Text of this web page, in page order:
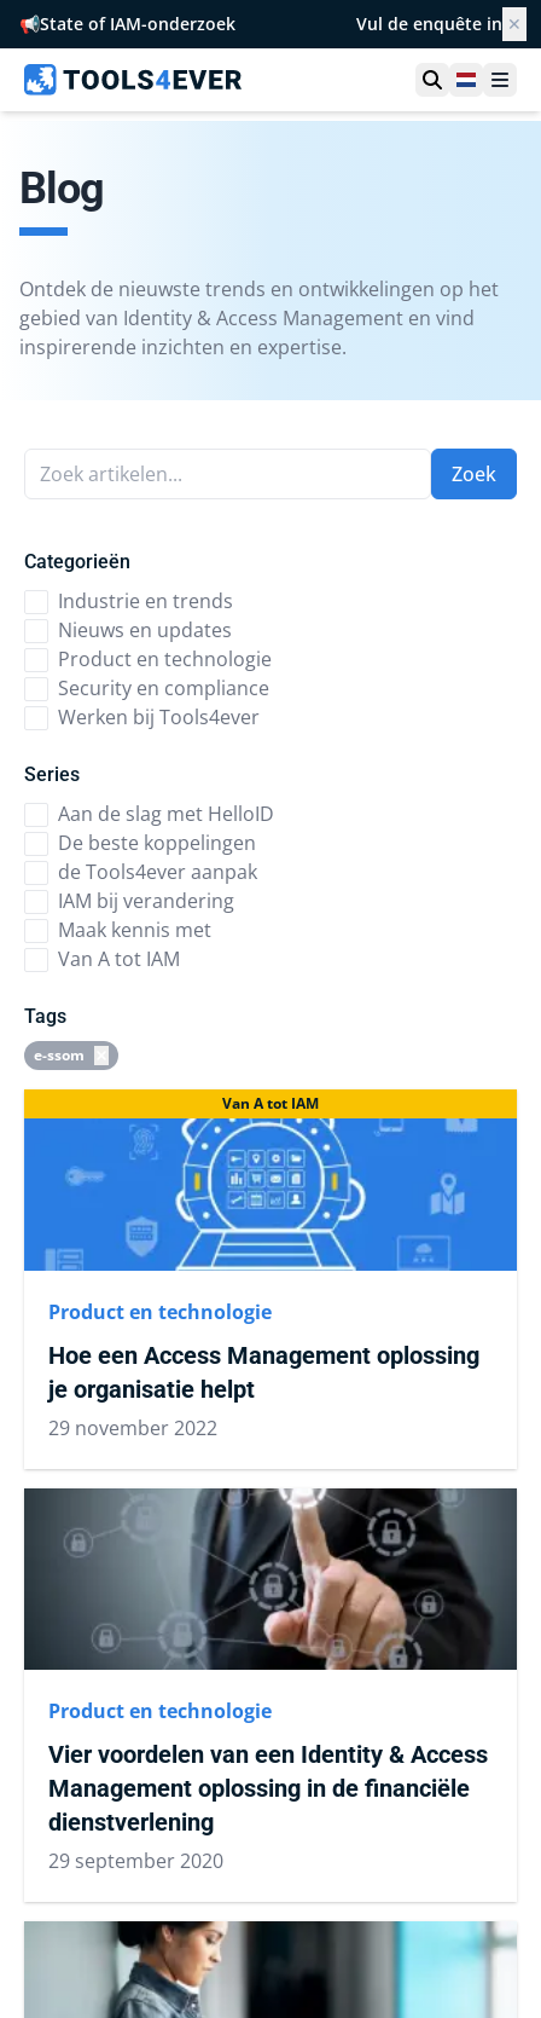
📢State of IAM-onderzoek Vul de enquête in ✕
Toon zoek
Blog
Ontdek de nieuwste trends en ontwikkelingen op het
gebied van Identity & Access Management en vind
inspirerende inzichten en expertise.
Zoek artikelen... Zoek
Categorieën
Industrie en trends
Nieuws en updates
Product en technologie
Security en compliance
Werken bij Tools4ever
Series
Aan de slag met HelloID
De beste koppelingen
de Tools4ever aanpak
IAM bij verandering
Maak kennis met
Van A tot IAM
Tags
e-ssom
Van A tot IAM
Product en technologie
Hoe een Access Management oplossing
je organisatie helpt
29 november 2022
Product en technologie
Vier voordelen van een Identity & Access
Management oplossing in de financiële
dienstverlening
29 september 2020